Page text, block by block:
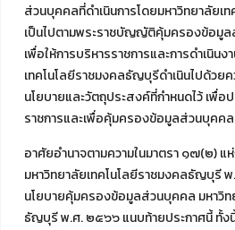
ส่วนบุคคลที่ดำเนินการโดยมหาวิทยาลัยเ
เป็นไปตามพระราชบัญญัติคุ้มครองข้อมู
เพื่อให้การบริหารราชการและการดำเนิน
เทคโนโลยีราชมงคลธัญบุรีดำเนินไปด้วย
นโยบายและวัตถุประสงค์ที่กำหนดไว้ เพื่
ราชการและเพื่อคุ้มครองข้อมูลส่วนบุคคล
อาศัยอำนาจตามความในมาตรา ๑๗(๒)
มหาวิทยาลัยเทคโนโลยีราชมงคลธัญบุรี
นโยบายคุ้มครองข้อมูลส่วนบุคคล มหาวิท
ธัญบุรี พ.ศ. ๒๕๖๖ แนบท้ายประกาศนี้ ทั้ง
โครงการส่งเสริมและพัฒนาผู้ประกอบ
กิจกรรมการเชื่อมโยงเครือข่ายผู้ให้บริ
เกษตร ภายใต้โครงการส่งเสริมการรแป
กรมส่งเสริมอุตสาหกรรม
โครงการยกระดับเศรษฐกิจและสังคม
ตำบล 1 มหาวิทยาลัย)
© 2021 สำนักวิทยบริการและเทคโนโล